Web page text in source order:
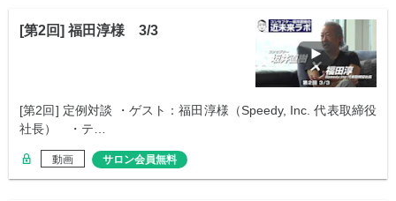
[第2回] 福田淳様 3/3
[第2回] 定例対談 ・ゲスト：福田淳様（Speedy, Inc. 代表取締役
社長） ・テ…
動画 サロン会員無料